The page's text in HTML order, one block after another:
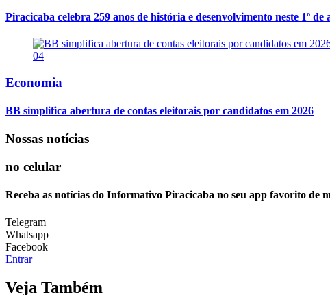
Piracicaba celebra 259 anos de história e desenvolvimento neste 1º de
04
Economia
BB simplifica abertura de contas eleitorais por candidatos em 2026
Nossas notícias
no celular
Receba as notícias do Informativo Piracicaba no seu app favorito de
Telegram
Whatsapp
Facebook
Entrar
Veja Também